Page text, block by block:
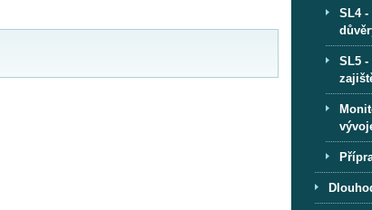
SL4
SL5